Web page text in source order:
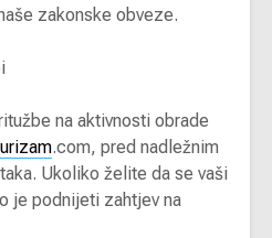
zakonske obveze.
na aktivnosti obrade
.com, pred nadležnim
Ukoliko želite da se vaši
je podnijeti zahtjev na